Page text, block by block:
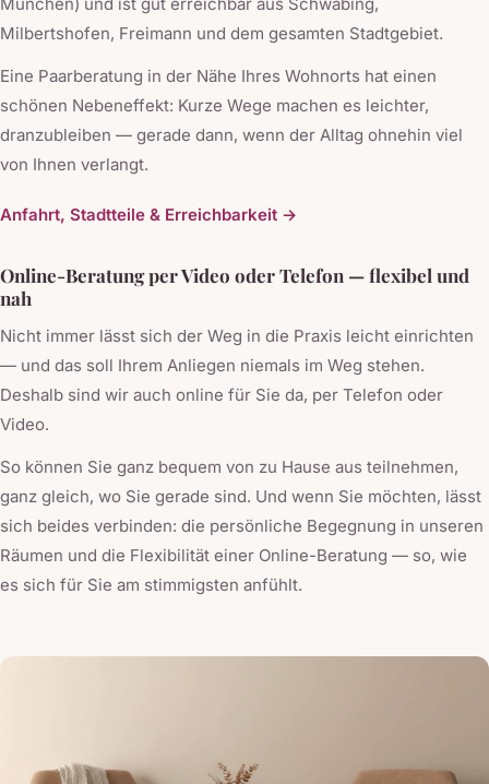
Milbertshofen, Freimann und dem gesamten Stadtgebiet.
Eine Paarberatung in der Nähe Ihres Wohnorts hat einen
schönen Nebeneffekt: Kurze Wege machen es leichter,
dranzubleiben — gerade dann, wenn der Alltag ohnehin viel
von Ihnen verlangt.
Anfahrt, Stadtteile & Erreichbarkeit →
Online-Beratung per Video oder Telefon — flexibel und
nah
Nicht immer lässt sich der Weg in die Praxis leicht einrichten
— und das soll Ihrem Anliegen niemals im Weg stehen.
Deshalb sind wir auch online für Sie da, per Telefon oder
Video.
So können Sie ganz bequem von zu Hause aus teilnehmen,
ganz gleich, wo Sie gerade sind. Und wenn Sie möchten, lässt
sich beides verbinden: die persönliche Begegnung in unseren
Räumen und die Flexibilität einer Online-Beratung — so, wie
es sich für Sie am stimmigsten anfühlt.